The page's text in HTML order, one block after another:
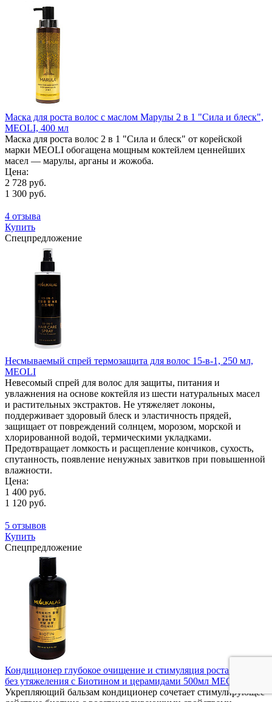
Маска для роста волос с маслом Марулы 2 в 1 "Сила и блеск",
MEOLI, 400 мл
Маска для роста волос 2 в 1 "Сила и блеск" от корейской
марки MEOLI обогащена мощным коктейлем ценнейших
масел — марулы, арганы и жожоба.
Цена:
2 728 руб.
1 300 руб.
4 отзыва
Купить
Спецпредложение
Несмываемый спрей термозащита для волос 15-в-1, 250 мл,
MEOLI
Невесомый спрей для волос для защиты, питания и
увлажнения на основе коктейля из шести натуральных масел
и растительных экстрактов. Не утяжеляет локоны,
поддерживает здоровый блеск и эластичность прядей,
защищает от повреждений солнцем, морозом, морской и
хлорированной водой, термическими укладками.
Предотвращает ломкость и расщепление кончиков, сухость,
спутанность, появление ненужных завитков при повышенной
влажности.
Цена:
1 400 руб.
1 120 руб.
5 отзывов
Купить
Спецпредложение
Кондиционер глубокое очищение и стимуляция роста волос
без утяжеления с Биотином и церамидами 500мл MEOLI
Укрепляющий бальзам кондиционер сочетает стимулирующее